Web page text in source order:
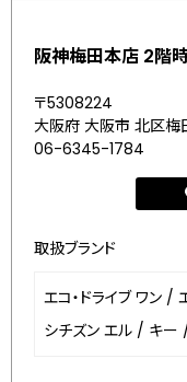
阪神梅田本店 2階
〒5308224
大阪府 大阪市 北区梅
06-6345-1784
取扱ブランド
エコ・ドライブ ワン /
シチズン エル / キー